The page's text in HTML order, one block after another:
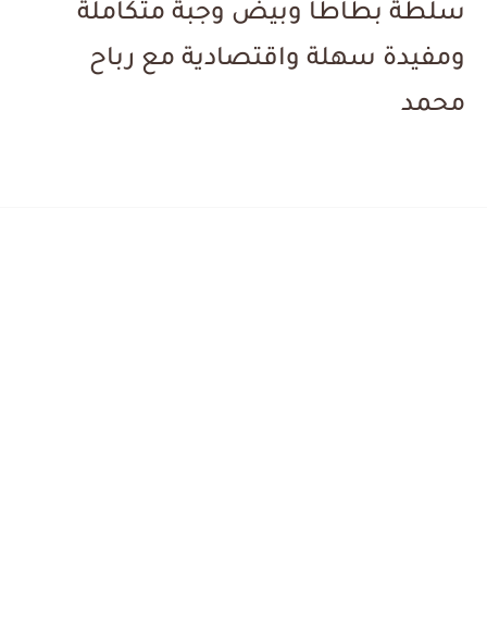
سر الحلى التركية في 5 دقائق 😍! مين بيحب...
سلطة بطاطا وبيض وجبة متكاملة
ومفيدة سهلة واقتصادية مع رباح
محمد